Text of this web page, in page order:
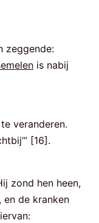
zeggende:
is nabij
veranderen.
[16].
zond hen heen,
, en de kranken